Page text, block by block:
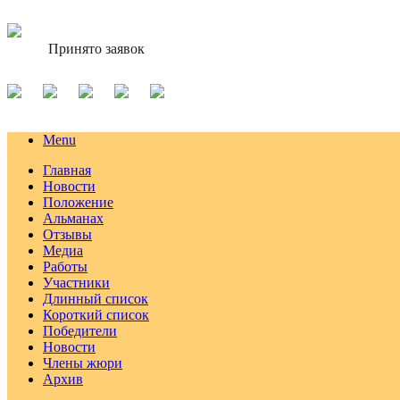
Принято заявок
Menu
Главная
Новости
Положение
Альманах
Отзывы
Медиа
Работы
Участники
Длинный список
Короткий список
Победители
Новости
Члены жюри
Архив